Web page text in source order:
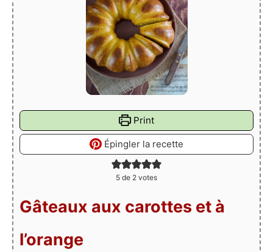
Print
Épingler la recette
5 de 2 votes
Gâteaux aux carottes et à
l’orange